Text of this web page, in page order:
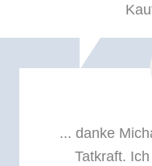
... danke
Tatkraft.